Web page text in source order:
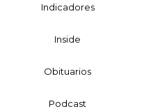
Indicadores
Inside
Obituarios
Podcast